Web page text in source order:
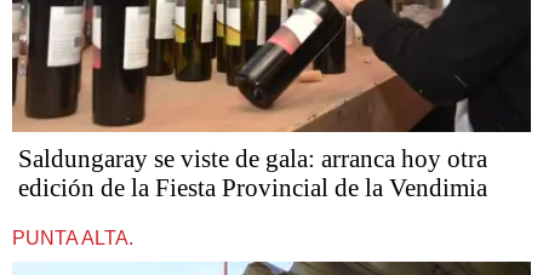
Saldungaray se viste de gala: arranca hoy otra
edición de la Fiesta Provincial de la Vendimia
PUNTA ALTA.